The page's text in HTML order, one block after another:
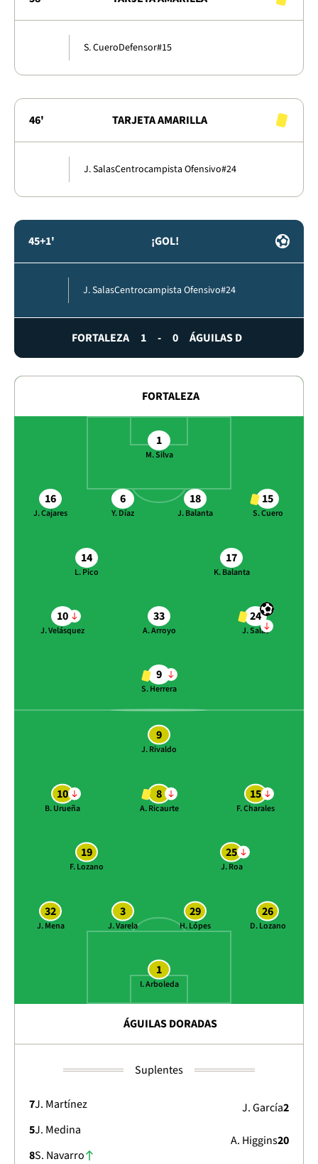
S. CueroDefensor#15
46' TARJETA AMARILLA
J. SalasCentrocampista Ofensivo#24
45+1' ¡GOL!
J. SalasCentrocampista Ofensivo#24
FORTALEZA 1 - 0 ÁGUILAS D
FORTALEZA
1
M. Silva
16
J. Cajares
6
Y. Díaz
18
J. Balanta
15
S. Cuero
14
L. Pico
17
K. Balanta
10
J. Velásquez
33
A. Arroyo
24
J. Salas
9
S. Herrera
1
I. Arboleda
26
D. Lozano
29
H. Lópes
3
J. Varela
32
J. Mena
25
J. Roa
19
F. Lozano
15
F. Charales
8
A. Ricaurte
10
B. Urueña
9
J. Rivaldo
ÁGUILAS DORADAS
Suplentes
7J. Martínez
5J. Medina
8S. Navarro
2
J. García
20
A. Higgins